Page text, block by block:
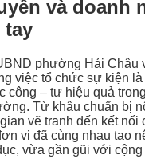
và doanh
tay
phường Hải Châu
việc tổ chức sự kiện
công – tư hiệu quả
Từ khâu chuẩn bị
vẽ tranh đến kết nối
vị đã cùng nhau tạo
vừa gần gũi với cộng